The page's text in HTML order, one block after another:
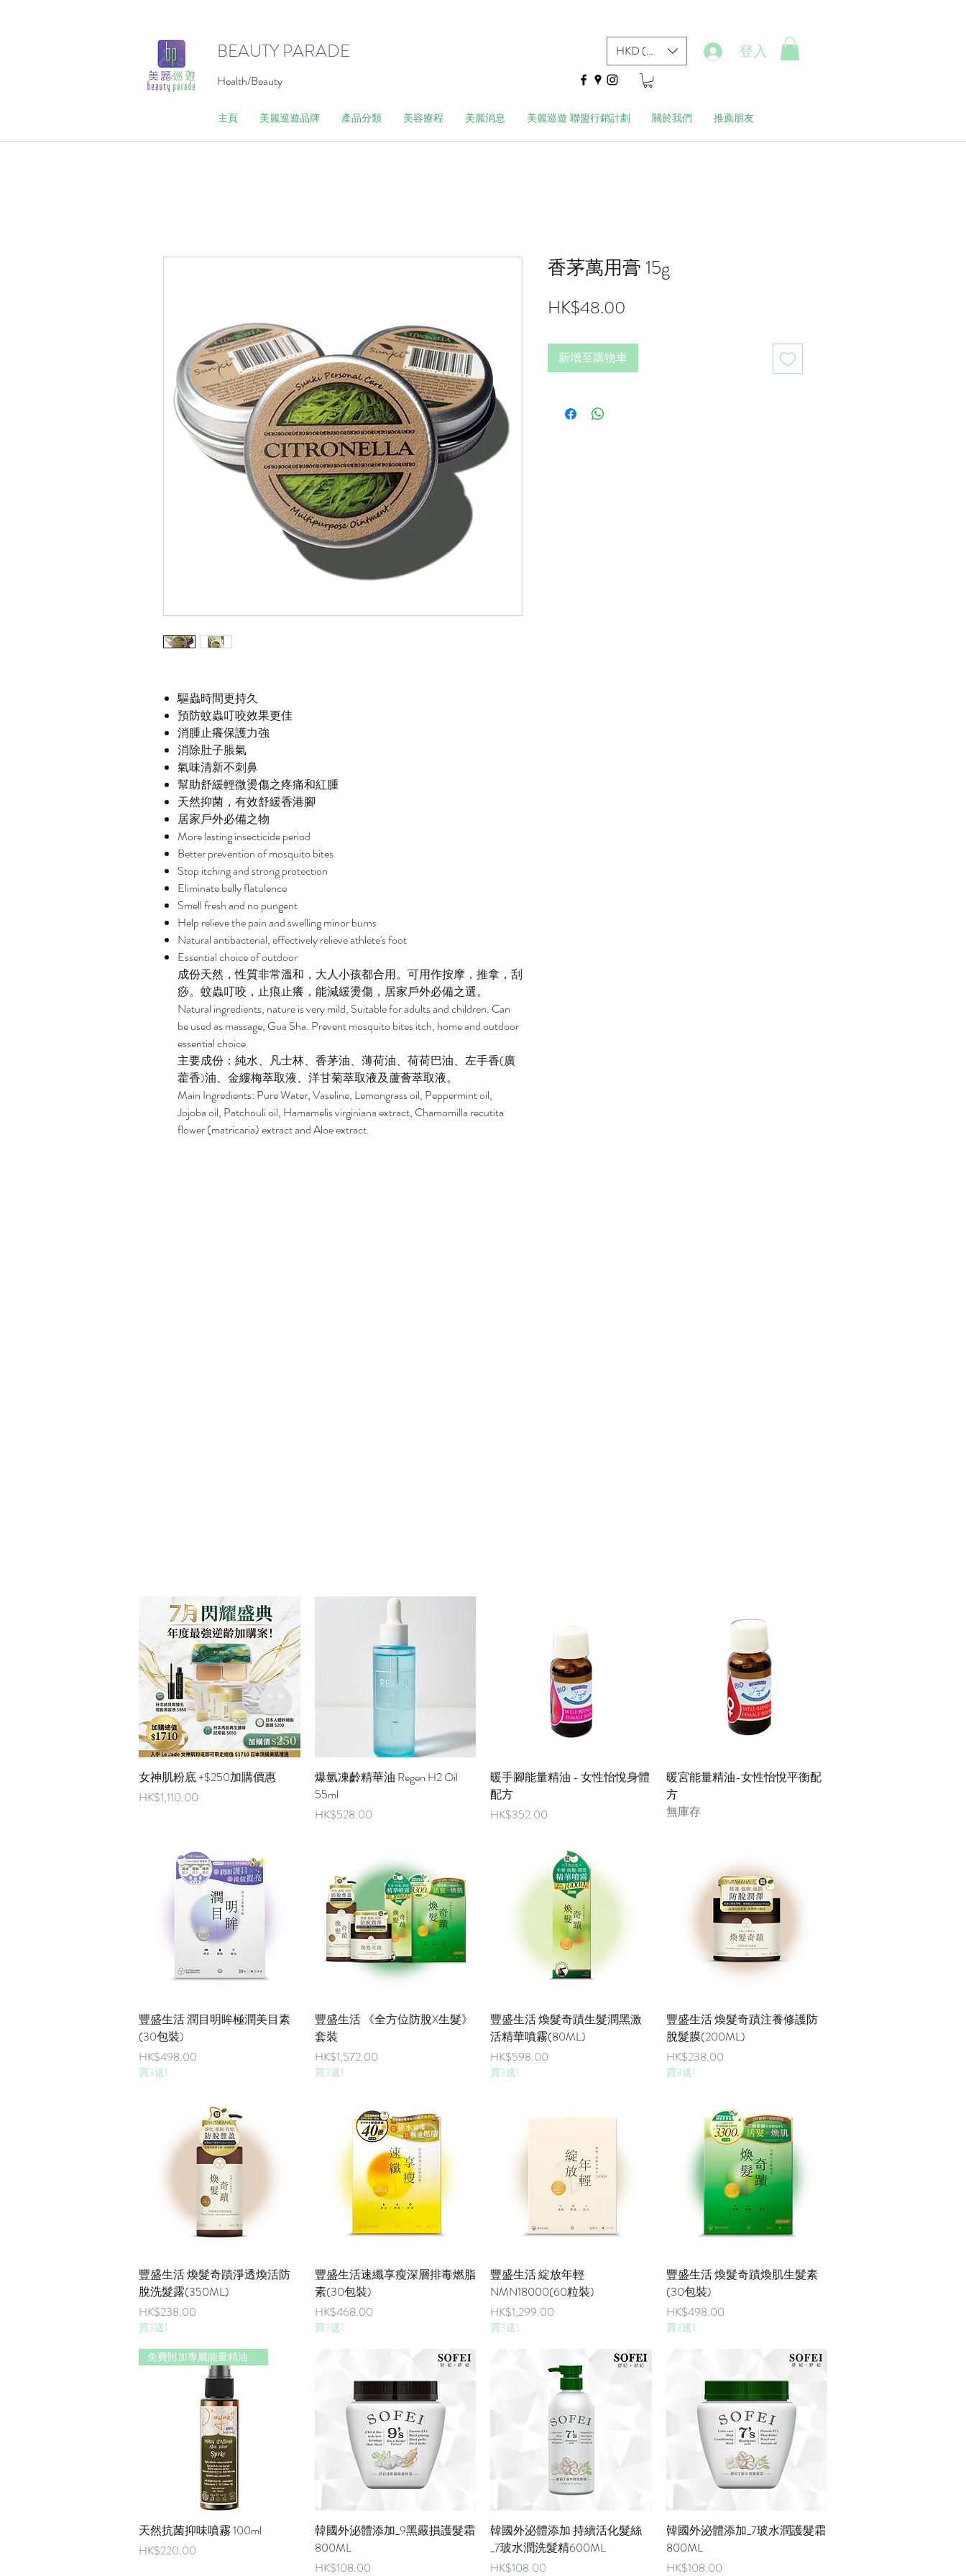
BEAUTY PARADE
Health/Beauty
HKD (HK$) 登入
主頁 美麗巡遊品牌 產品分類 美容療程 美麗消息 美麗巡遊 聯盟行銷計劃 關於我們 推薦朋友
驅蟲時間更持久
預防蚊蟲叮咬效果更佳
消腫止癢保護力強
消除肚子脹氣
氣味清新不刺鼻
幫助舒緩輕微燙傷之疼痛和紅腫
天然抑菌，有效舒緩香港腳
居家戶外必備之物
More lasting insecticide period
Better prevention of mosquito bites
Stop itching and strong protection
Eliminate belly flatulence
Smell fresh and no pungent
Help relieve the pain and swelling minor burns
Natural antibacterial, effectively relieve athlete's foot
Essential choice of outdoor
成份天然，性質非常溫和，大人小孩都合用。可用作按摩，推拿，刮
痧。蚊蟲叮咬，止痕止癢，能減緩燙傷，居家戶外必備之選。
Natural ingredients, nature is very mild, Suitable for adults and children. Can
be used as massage, Gua Sha. Prevent mosquito bites itch, home and outdoor
essential choice.
主要成份：純水、凡士林、香茅油、薄荷油、荷荷巴油、左手香(廣
藿香)油、金縷梅萃取液、洋甘菊萃取液及蘆薈萃取液。
Main Ingredients: Pure Water, Vaseline, Lemongrass oil, Peppermint oil,
Jojoba oil, Patchouli oil, Hamamelis virginiana extract, Chamomilla recutita
flower (matricaria) extract and Aloe extract.
香茅萬用膏 15g
HK$48.00
新增至購物車
快速瀏覽
女神肌粉底 +$250加購價惠
價格
HK$1,110.00
快速瀏覽
爆氫凍齡精華油 Regen H2 Oil
55ml
價格
HK$528.00
快速瀏覽
暖手腳能量精油 - 女性怡悅身體
配方
價格
HK$352.00
快速瀏覽
暖宮能量精油-女性怡悅平衡配
方
無庫存
快速瀏覽
豐盛生活 潤目明眸極潤美目素
(30包裝)
價格
HK$498.00
買3送1
快速瀏覽
豐盛生活 《全方位防脫X生髮》
套裝
價格
HK$1,572.00
買3送1
快速瀏覽
豐盛生活 煥髮奇蹟生髮潤黑激
活精華噴霧(80ML)
價格
HK$598.00
買3送1
快速瀏覽
豐盛生活 煥髮奇蹟注養修護防
脫髮膜(200ML)
價格
HK$238.00
買3送1
快速瀏覽
豐盛生活 煥髮奇蹟淨透煥活防
脫洗髮露(350ML)
價格
HK$238.00
買3送1
快速瀏覽
豐盛生活速纖享瘦深層排毒燃脂
素(30包裝)
價格
HK$468.00
買3送1
快速瀏覽
豐盛生活 綻放年輕
NMN18000(60粒裝)
價格
HK$1,299.00
買3送1
快速瀏覽
豐盛生活 煥髮奇蹟煥肌生髮素
(30包裝)
價格
HK$498.00
買3送1
快速瀏覽
免費附加專屬能量精油香味
天然抗菌抑味噴霧 100ml
價格
HK$220.00
快速瀏覽
韓國外泌體添加_9黑嚴損護髮霜
800ML
價格
HK$108.00
快速瀏覽
韓國外泌體添加 持續活化髮絲
_7玻水潤洗髮精600ML
價格
HK$108.00
快速瀏覽
韓國外泌體添加_7玻水潤護髮霜
800ML
價格
HK$108.00